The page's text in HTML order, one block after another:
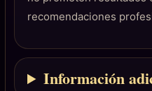
recomendaciones
Información